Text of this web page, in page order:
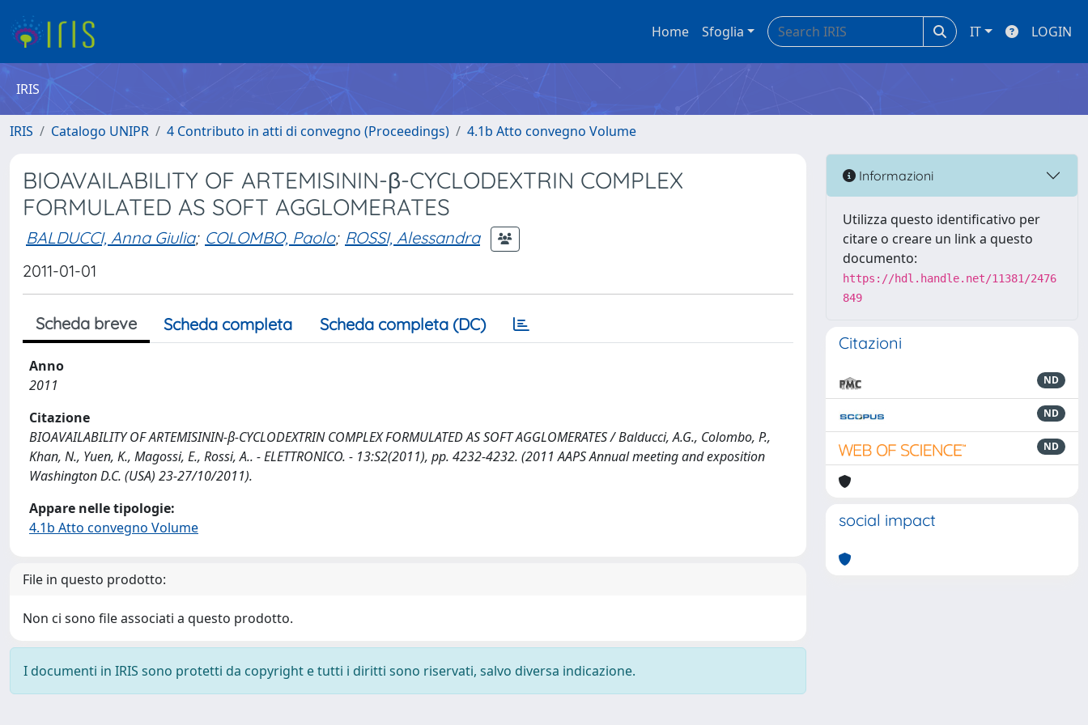
Home Sfoglia IT LOGIN
IRIS
IRIS Catalogo UNIPR 4 Contributo in atti di convegno (Proceedings) 4.1b Atto convegno Volume
BIOAVAILABILITY OF ARTEMISININ-β-CYCLODEXTRIN COMPLEX
FORMULATED AS SOFT AGGLOMERATES
BALDUCCI, Anna Giulia; COLOMBO, Paolo; ROSSI, Alessandra
2011-01-01
Scheda breve Scheda completa Scheda completa (DC)
Anno
2011
Citazione
BIOAVAILABILITY OF ARTEMISININ-β-CYCLODEXTRIN COMPLEX FORMULATED AS SOFT AGGLOMERATES / Balducci, A.G., Colombo, P.,
Khan, N., Yuen, K., Magossi, E., Rossi, A.. - ELETTRONICO. - 13:S2(2011), pp. 4232-4232. (2011 AAPS Annual meeting and exposition
Washington D.C. (USA) 23-27/10/2011).
Appare nelle tipologie:
4.1b Atto convegno Volume
File in questo prodotto:
Non ci sono file associati a questo prodotto.
I documenti in IRIS sono protetti da copyright e tutti i diritti sono riservati, salvo diversa indicazione.
Informazioni
Utilizza questo identificativo per
citare o creare un link a questo
documento:
https://hdl.handle.net/11381/2476
849
Citazioni
ND
ND
ND
social impact